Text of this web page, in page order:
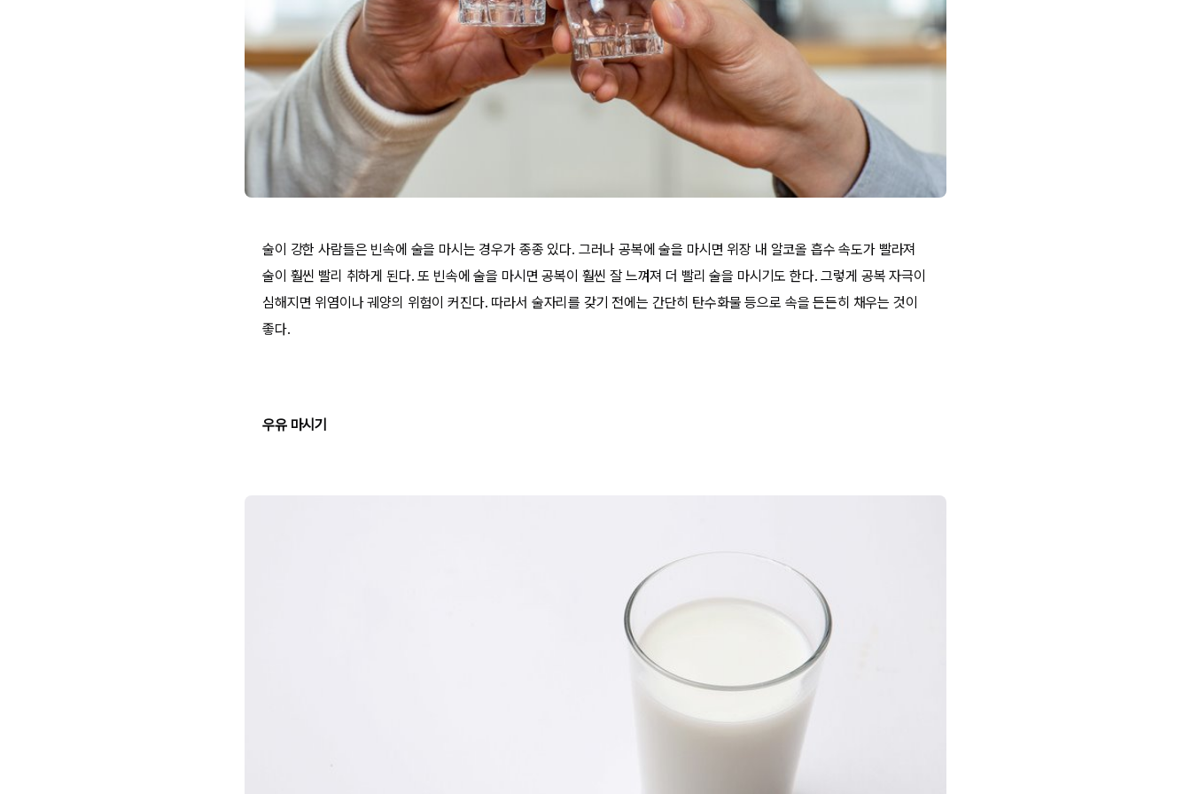
술이 강한 사람들은 빈속에 술을 마시는 경우가 종종 있다. 그러나 공복에 술을 마시면 위장 내 알코올 흡수 속도가 빨라져
술이 훨씬 빨리 취하게 된다. 또 빈속에 술을 마시면 공복이 훨씬 잘 느껴져 더 빨리 술을 마시기도 한다. 그렇게 공복 자극이
심해지면 위염이나 궤양의 위험이 커진다. 따라서 술자리를 갖기 전에는 간단히 탄수화물 등으로 속을 든든히 채우는 것이
좋다.
우유 마시기